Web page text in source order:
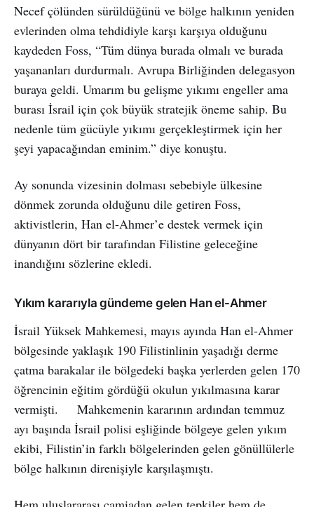
Necef çölünden sürüldüğünü ve bölge halkının yeniden
evlerinden olma tehdidiyle karşı karşıya olduğunu
kaydeden Foss, “Tüm dünya burada olmalı ve burada
yaşananları durdurmalı. Avrupa Birliğinden delegasyon
buraya geldi. Umarım bu gelişme yıkımı engeller ama
burası İsrail için çok büyük stratejik öneme sahip. Bu
nedenle tüm gücüyle yıkımı gerçekleştirmek için her
şeyi yapacağından eminim.” diye konuştu.
Ay sonunda vizesinin dolması sebebiyle ülkesine
dönmek zorunda olduğunu dile getiren Foss,
aktivistlerin, Han el-Ahmer’e destek vermek için
dünyanın dört bir tarafından Filistine geleceğine
inandığını sözlerine ekledi.
Yıkım kararıyla gündeme gelen Han el-Ahmer
İsrail Yüksek Mahkemesi, mayıs ayında Han el-Ahmer
bölgesinde yaklaşık 190 Filistinlinin yaşadığı derme
çatma barakalar ile bölgedeki başka yerlerden gelen 170
öğrencinin eğitim gördüğü okulun yıkılmasına karar
vermişti. Mahkemenin kararının ardından temmuz
ayı başında İsrail polisi eşliğinde bölgeye gelen yıkım
ekibi, Filistin’in farklı bölgelerinden gelen gönüllülerle
bölge halkının direnişiyle karşılaşmıştı.